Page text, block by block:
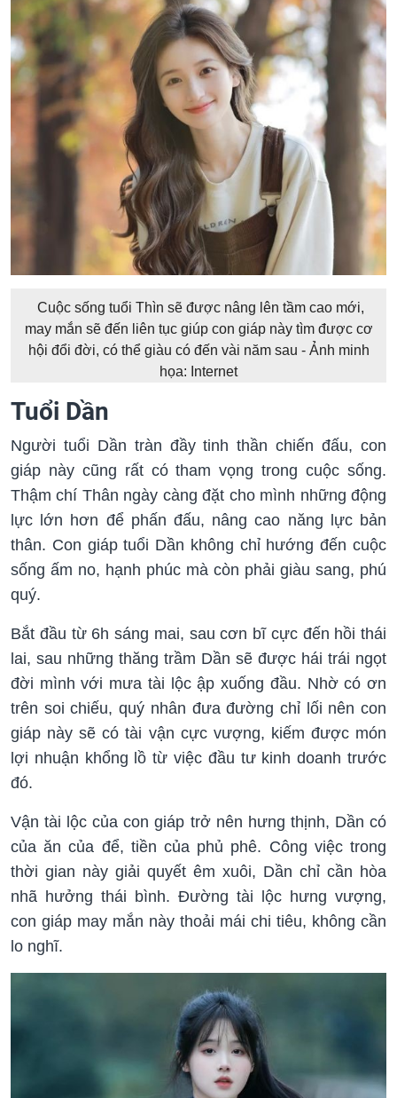
Cuộc sống tuổi Thìn sẽ được nâng lên tầm cao mới,
may mắn sẽ đến liên tục giúp con giáp này tìm được cơ
hội đổi đời, có thể giàu có đến vài năm sau - Ảnh minh
họa: Internet
Tuổi Dần
Người tuổi Dần tràn đầy tinh thần chiến đấu, con
giáp này cũng rất có tham vọng trong cuộc sống.
Thậm chí Thân ngày càng đặt cho mình những động
lực lớn hơn để phấn đấu, nâng cao năng lực bản
thân. Con giáp tuổi Dần không chỉ hướng đến cuộc
sống ấm no, hạnh phúc mà còn phải giàu sang, phú
quý.
Bắt đầu từ 6h sáng mai, sau cơn bĩ cực đến hồi thái
lai, sau những thăng trầm Dần sẽ được hái trái ngọt
đời mình với mưa tài lộc ập xuống đầu. Nhờ có ơn
trên soi chiếu, quý nhân đưa đường chỉ lối nên con
giáp này sẽ có tài vận cực vượng, kiếm được món
lợi nhuận khổng lồ từ việc đầu tư kinh doanh trước
đó.
Vận tài lộc của con giáp trở nên hưng thịnh, Dần có
của ăn của để, tiền của phủ phê. Công việc trong
thời gian này giải quyết êm xuôi, Dần chỉ cần hòa
nhã hưởng thái bình. Đường tài lộc hưng vượng,
con giáp may mắn này thoải mái chi tiêu, không cần
lo nghĩ.